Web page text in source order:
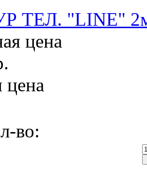
ТЕЛ. "LINE"
цена
цена
во: